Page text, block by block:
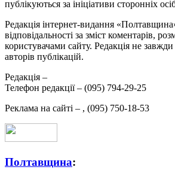
публікуються за ініціативи сторонніх
Редакція інтернет-видання
відповідальності за зміст коментарів,
користувачами сайту. Редакція не
авторів публікацій.
Редакція –
Телефон редакції – (095) 794-29-25
Реклама на сайті – , (095) 750-18-53
Полтавщина: